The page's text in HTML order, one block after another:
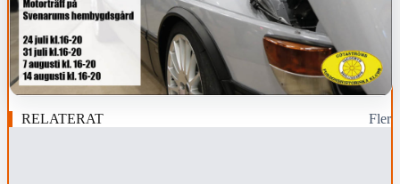
RELATERAT Fler